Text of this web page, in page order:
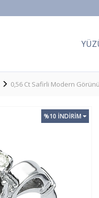
0,56 Ct Safirli Modern
%10 İNDİRİM